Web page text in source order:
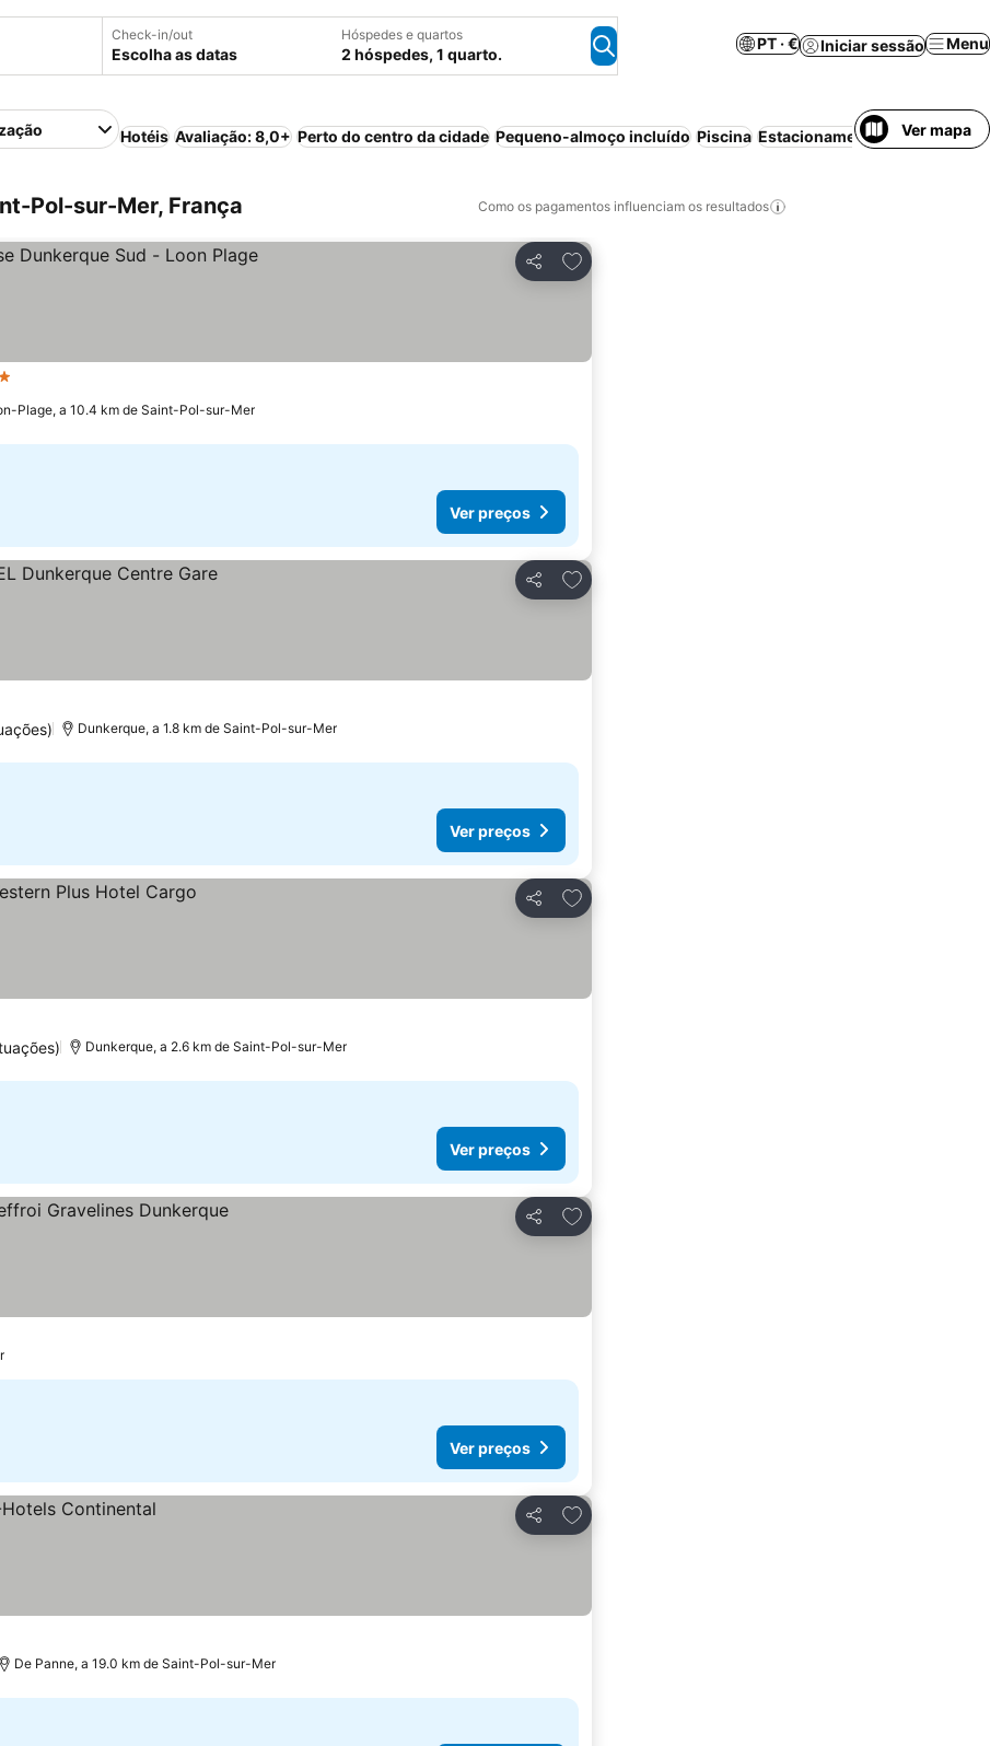
Check-in/out
Escolha as datas
Hóspedes e quartos
2 hóspedes, 1 quarto.
PT · € Iniciar sessão Menu
Hotéis Avaliação: 8,0+ Perto do centro da cidade Pequeno-almoço incluído Piscina Estacionamento Praia
Ver mapa
Pol-sur-Mer, França Como os pagamentos influenciam os resultados
Partilhar
Adicionar aos favoritos
1 Estrelas
Plage, a 10.4 km de Saint-Pol-sur-Mer
Ver preços
Partilhar
Adicionar aos favoritos
Dunkerque, a 1.8 km de Saint-Pol-sur-Mer
Ver preços
Partilhar
Adicionar aos favoritos
Dunkerque, a 2.6 km de Saint-Pol-sur-Mer
Ver preços
Partilhar
Adicionar aos favoritos
Ver preços
Partilhar
Adicionar aos favoritos
De Panne, a 19.0 km de Saint-Pol-sur-Mer